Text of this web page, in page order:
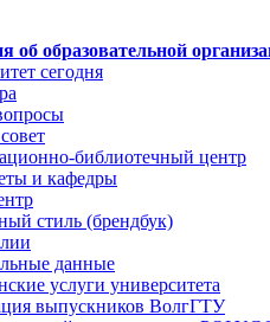
об образовательной
сегодня
библиотечный центр
и кафедры
стиль (брендбук)
данные
услуги университета
выпускников ВолгГТУ